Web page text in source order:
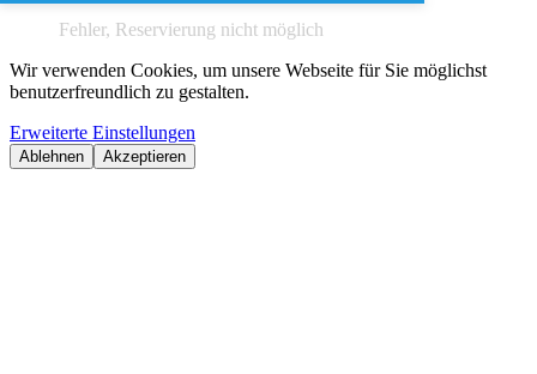
Fehler, Reservierung nicht möglich
Wir verwenden Cookies, um unsere Webseite für Sie möglichst
benutzerfreundlich zu gestalten.
Erweiterte Einstellungen
Ablehnen Akzeptieren